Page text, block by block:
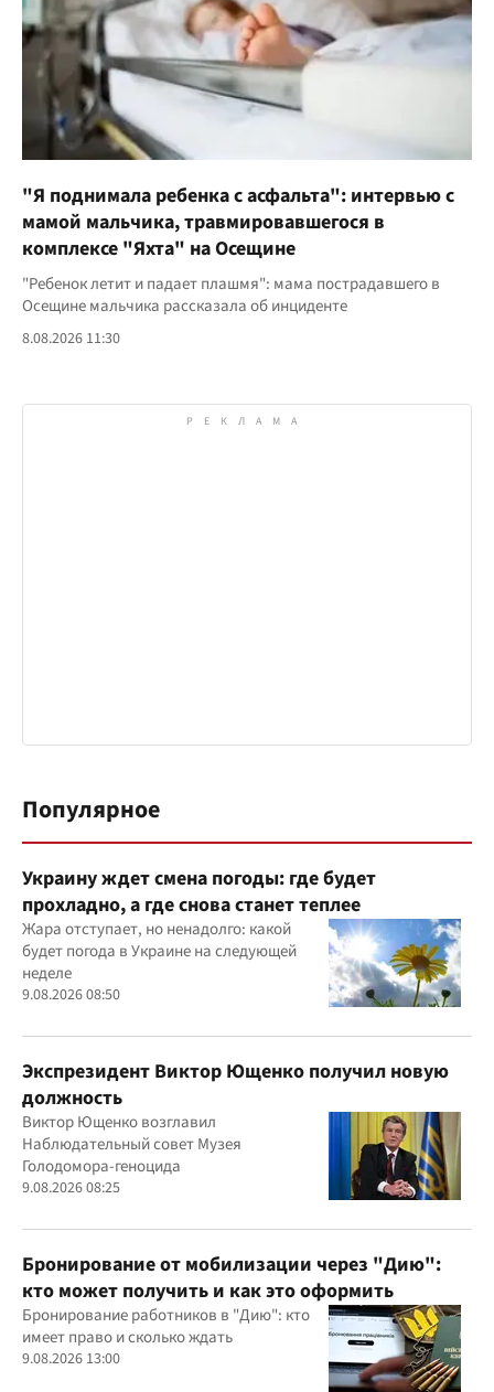
"Я поднимала ребенка с асфальта": интервью с
мамой мальчика, травмировавшегося в
комплексе "Яхта" на Осещине
"Ребенок летит и падает плашмя": мама пострадавшего в
Осещине мальчика рассказала об инциденте
8.08.2026 11:30
Популярное
Украину ждет смена погоды: где будет
прохладно, а где снова станет теплее
Жара отступает, но ненадолго: какой
будет погода в Украине на следующей
неделе
9.08.2026 08:50
Экспрезидент Виктор Ющенко получил новую
должность
Виктор Ющенко возглавил
Наблюдательный совет Музея
Голодомора-геноцида
9.08.2026 08:25
Бронирование от мобилизации через "Дию":
кто может получить и как это оформить
Бронирование работников в "Дию": кто
имеет право и сколько ждать
9.08.2026 13:00